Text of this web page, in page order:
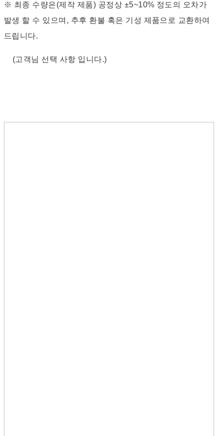
※ 최종 수량은(제작 제품) 공정상 ±5~10% 정도의 오차가
발생 할 수 있으며, 추후 환불 혹은 기성 제품으로 교환하여
드립니다.
(고객님 선택 사항 입니다.)